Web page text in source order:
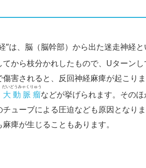
”は、脳（脳幹部）から出た迷走神経
から枝分かれしたもので、Uターン
害されると、反回神経麻痺が起こり
大動脈瘤
だいどうみゃくりゅう
などが挙げられます。その
ューブによる圧迫なども原因となり
痺が生じることもあります。